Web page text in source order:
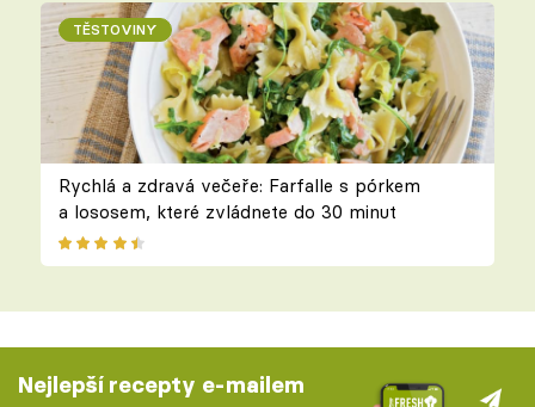
TĚSTOVINY
Rychlá a zdravá večeře: Farfalle s pórkem
a lososem, které zvládnete do 30 minut
Nejlepší recepty e-mailem